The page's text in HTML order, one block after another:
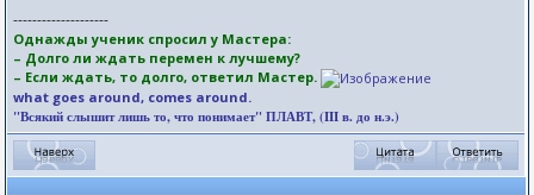
--------------------
Однажды ученик спросил у Мастера:
– Долго ли ждать перемен к лучшему?
– Если ждать, то долго, ответил Мастер.
what goes around, comes around.
"Всякий слышит лишь то, что понимает" ПЛАВТ, (III в. до н.э.)